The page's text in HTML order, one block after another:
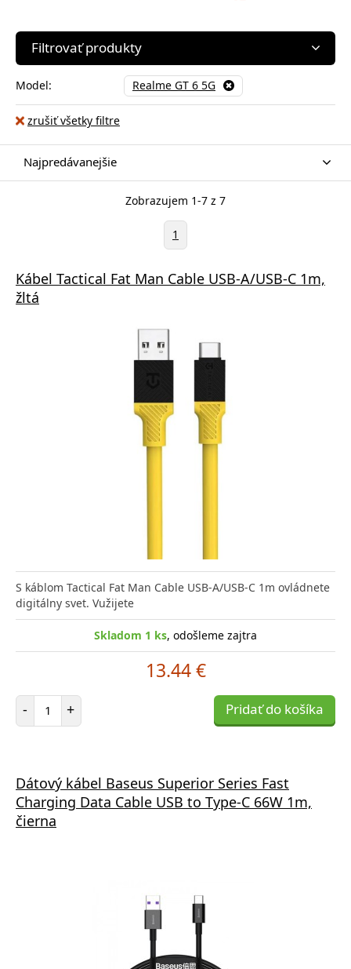
Filtrovať produkty
Model: Realme GT 6 5G
zrušiť všetky filtre
Najpredávanejšie
Zobrazujem 1-7 z 7
1
Kábel Tactical Fat Man Cable USB-A/USB-C 1m,
žltá
S káblom Tactical Fat Man Cable USB-A/USB-C 1m ovládnete
digitálny svet. Vužijete
Skladom 1 ks, odošleme zajtra
13.44 €
- Počet položiek
+ Pridať do košíka
Dátový kábel Baseus Superior Series Fast
Charging Data Cable USB to Type-C 66W 1m,
čierna